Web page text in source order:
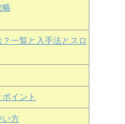
略
一覧と入手法とスロ
イント
い方